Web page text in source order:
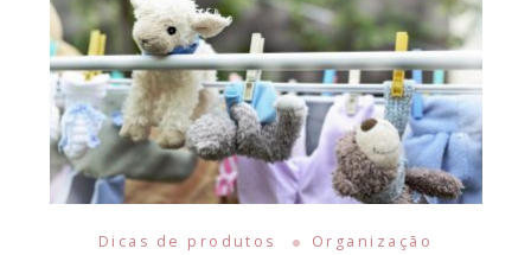
Dicas de produtos Organização